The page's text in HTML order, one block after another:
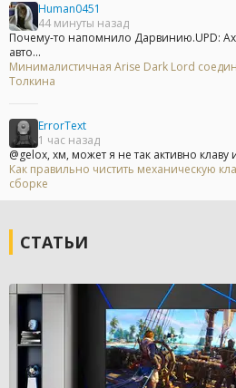
Human0451
44 минуты назад
Почему-то напомнило Дарвинию.UPD:
авто...
Минималистичная Arise Dark Lord
Толкина
ErrorText
1 час назад
@gelox, хм, может я не так активно клаву
Как правильно чистить механическую
сборке
СТАТЬИ